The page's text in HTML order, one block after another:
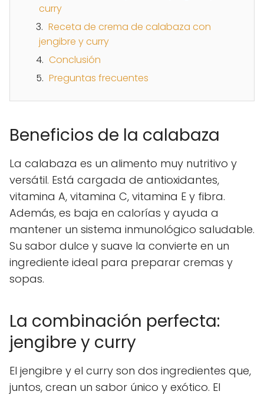
curry
Receta de crema de calabaza con
jengibre y curry
Conclusión
Preguntas frecuentes
Beneficios de la calabaza
La calabaza es un alimento muy nutritivo y
versátil. Está cargada de antioxidantes,
vitamina A, vitamina C, vitamina E y fibra.
Además, es baja en calorías y ayuda a
mantener un sistema inmunológico saludable.
Su sabor dulce y suave la convierte en un
ingrediente ideal para preparar cremas y
sopas.
La combinación perfecta:
jengibre y curry
El jengibre y el curry son dos ingredientes que,
juntos, crean un sabor único y exótico. El